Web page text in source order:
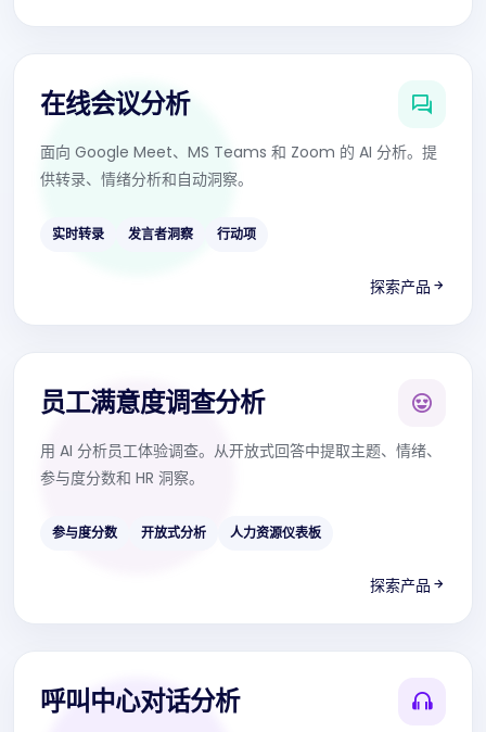
在线会议分析
面向 Google Meet、MS Teams 和 Zoom 的 AI 分析。提
供转录、情绪分析和自动洞察。
实时转录 发言者洞察 行动项
探索产品
员工满意度调查分析
用 AI 分析员工体验调查。从开放式回答中提取主题、情绪、
参与度分数和 HR 洞察。
参与度分数 开放式分析 人力资源仪表板
探索产品
呼叫中心对话分析